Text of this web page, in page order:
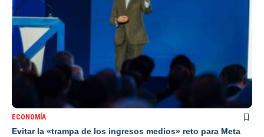
ECONOMÍA
Evitar la «trampa de los ingresos medios» reto para Meta